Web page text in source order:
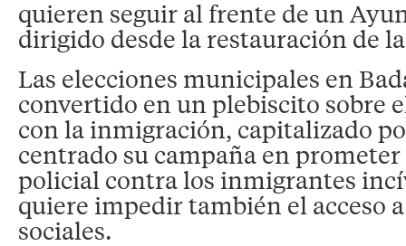
quieren seguir al frente de un
dirigido desde la restauración de
Las elecciones municipales en
convertido en un plebiscito sobre
con la inmigración, capitalizado
centrado su campaña en
policial contra los inmigrantes
quiere impedir también el acceso
sociales.